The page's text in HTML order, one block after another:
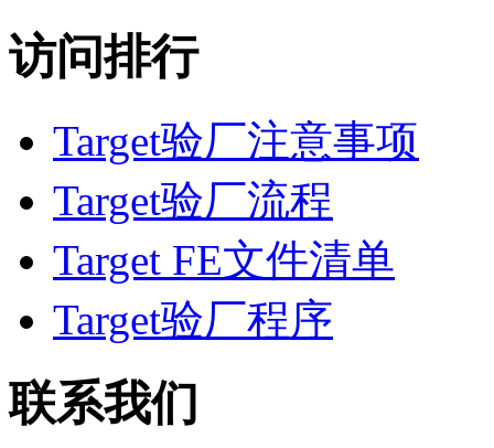
访问排行
Target验厂注意事项
Target验厂流程
Target FE文件清单
Target验厂程序
联系我们